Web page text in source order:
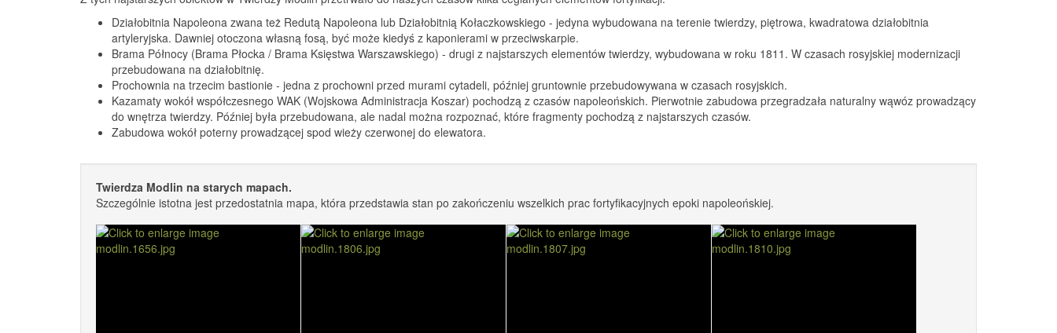
Działobitnia Napoleona zwana też Redutą Napoleona lub Działobitnią Kołaczkowskiego - jedyna wybudowana na terenie twierdzy, piętrowa, kwadratowa działobitnia
artyleryjska. Dawniej otoczona własną fosą, być może kiedyś z kaponierami w przeciwskarpie.
Brama Północy (Brama Płocka / Brama Księstwa Warszawskiego) - drugi z najstarszych elementów twierdzy, wybudowana w roku 1811. W czasach rosyjskiej modernizacji
przebudowana na działobitnię.
Prochownia na trzecim bastionie - jedna z prochowni przed murami cytadeli, później gruntownie przebudowywana w czasach rosyjskich.
Kazamaty wokół współczesnego WAK (Wojskowa Administracja Koszar) pochodzą z czasów napoleońskich. Pierwotnie zabudowa przegradzała naturalny wąwóz prowadzący
do wnętrza twierdzy. Później była przebudowana, ale nadal można rozpoznać, które fragmenty pochodzą z najstarszych czasów.
Zabudowa wokół poterny prowadzącej spod wieży czerwonej do elewatora.
Twierdza Modlin na starych mapach.
Szczególnie istotna jest przedostatnia mapa, która przedstawia stan po zakończeniu wszelkich prac fortyfikacyjnych epoki napoleońskiej.